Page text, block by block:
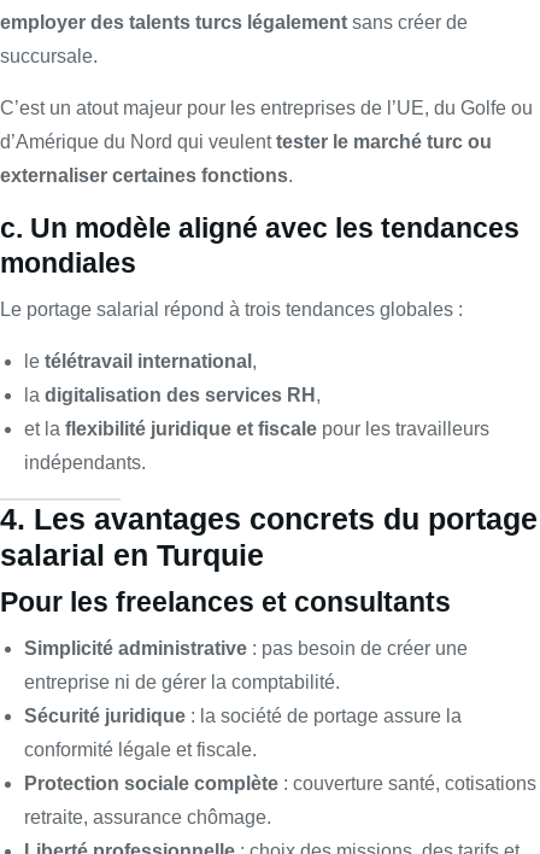
employer des talents turcs légalement sans créer de
succursale.
C’est un atout majeur pour les entreprises de l’UE, du Golfe ou
d’Amérique du Nord qui veulenttester le marché turc ou
externaliser certaines fonctions.
c. Un modèle aligné avec les tendances
mondiales
Le portage salarial répond à trois tendances globales :
le télétravail international ,
la digitalisation des services RH ,
et la flexibilité juridique et fiscale pour les travailleurs
indépendants.
4. Les avantages concrets du portage
salarial en Turquie
Pour les freelances et consultants
Simplicité administrative : pas besoin de créer une
entreprise ni de gérer la comptabilité.
Sécurité juridique : la société de portage assure la
conformité légale et fiscale.
Protection sociale complète : couverture santé, cotisations
retraite, assurance chômage.